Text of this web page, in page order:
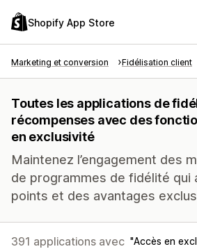
Shopify App Store
Marketing et conversion Fidélisation client
Toutes les applications de
récompenses avec des
en exclusivité
Maintenez l’engagement des
de programmes de fidélité qui
points et des avantages
391 applications avec Accès en